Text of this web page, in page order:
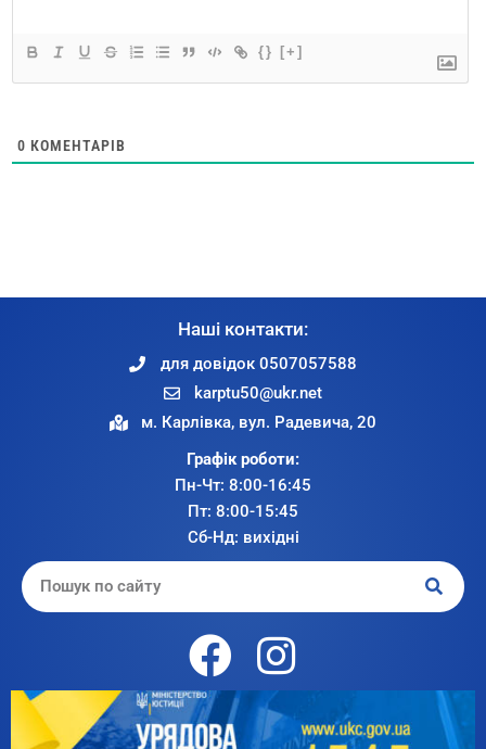
{} [+]
0 КОМЕНТАРІВ
Наші контакти:
для довідок 0507057588
karptu50@ukr.net
м. Карлівка, вул. Радевича, 20
Графік роботи:
Пн-Чт: 8:00-16:45
Пт: 8:00-15:45
Сб-Нд: вихідні